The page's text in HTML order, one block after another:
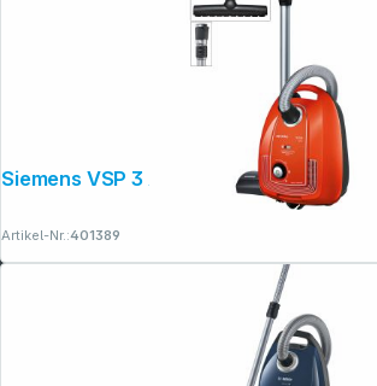
Siemens VSP 3 AAAA
Artikel-Nr.:401389